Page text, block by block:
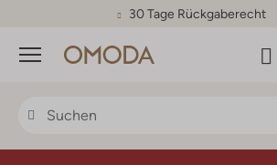
30 Tage Rückgaberecht
Menü